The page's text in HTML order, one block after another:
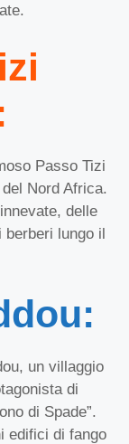
Passo Tizi
Nord Africa.
delle
lungo il
un villaggio
di
di Spade”.
edifici di fango